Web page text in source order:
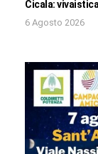
Cicala:
6 Agosto 2026